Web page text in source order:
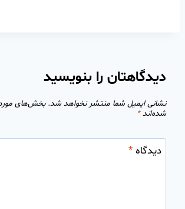
دیدگاهتان را بنویسید
نشانی ایمیل شما منتشر نخواهد شد. بخش‌های
شده‌اند*
دیدگاه*